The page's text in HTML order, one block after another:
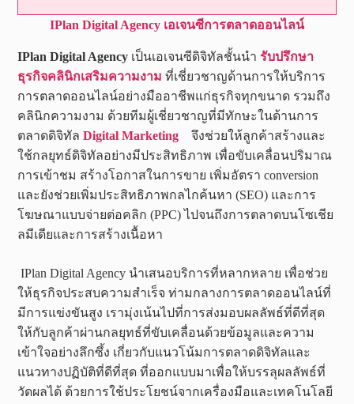
IPlan Digital Agency เอเจนซีการตลาดออนไลน์
IPlan Digital Agency เป็นเอเจนซีดิจิทัลชั้นนำ รับปรึกษา
ธุรกิจคลินิกเสริมความงาม ที่เชี่ยวชาญด้านการให้บริการ
การตลาดออนไลน์อย่างมืออาชีพแก่ธุรกิจทุกขนาด รวมถึง
คลินิกความงาม ด้วยทีมผู้เชี่ยวชาญที่มีทักษะในด้านการ
ตลาดดิจิทัลDigital Marketing จึงช่วยให้ลูกค้าสร้างและ
ใช้กลยุทธ์ดิจิทัลอย่างมีประสิทธิภาพ เพื่อขับเคลื่อนปริมาณ
การเข้าชม สร้างโอกาสในการขาย เพิ่มอัตรา conversion
และยังช่วยเพิ่มประสิทธิภาพกลไกค้นหา (SEO) และการ
โฆษณาแบบจ่ายต่อคลิก (PPC) ไปจนถึงการตลาดบนโซเชีย
ลมีเดียและการสร้างเนื้อหา
IPlan Digital Agency นำเสนอบริการที่หลากหลาย เพื่อช่วย
ให้ธุรกิจประสบความสำเร็จ ท่ามกลางการตลาดออนไลน์ที่
มีการแข่งขันสูง เรามุ่งเน้นไปที่การส่งมอบผลลัพธ์ที่ดีที่สุด
ให้กับลูกค้าผ่านกลยุทธ์ที่ขับเคลื่อนด้วยข้อมูลและความ
เข้าใจอย่างลึกซึ้ง เกี่ยวกับแนวโน้มการตลาดดิจิทัลและ
แนวทางปฏิบัติที่ดีที่สุด ที่ออกแบบมาเพื่อให้บรรลุผลลัพธ์ที่
วัดผลได้ ด้วยการใช้ประโยชน์จากเครื่องมือและเทคโนโลยี